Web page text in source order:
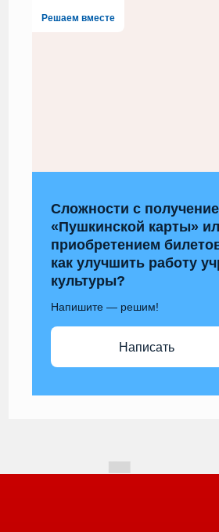
Решаем вместе
Сложности с
«Пушкинской карты»
приобретением
как улучшить работу
культуры?
Напишите — решим!
Написать